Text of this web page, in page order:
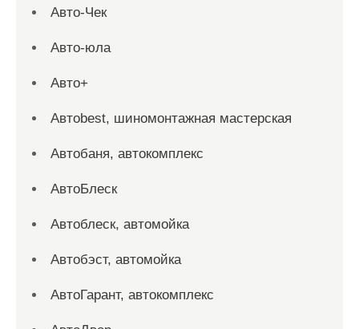
Авто-Чек
Авто-юла
Авто+
Автоbest, шиномонтажная мастерская
Автобаня, автокомплекс
АвтоБлеск
Автоблеск, автомойка
Автобэст, автомойка
АвтоГарант, автокомплекс